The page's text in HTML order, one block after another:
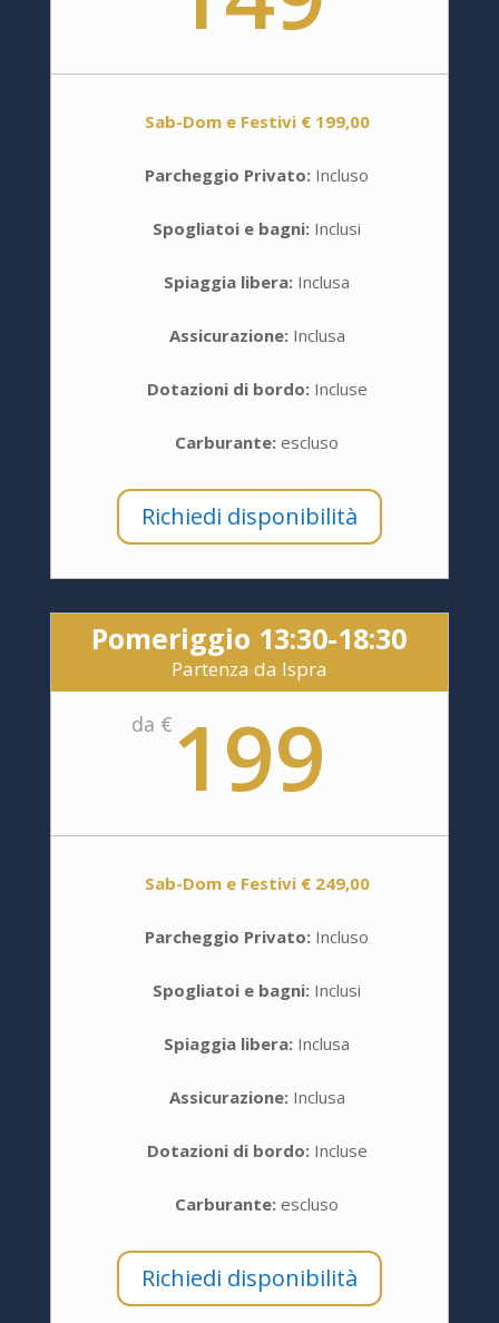
Sab-Dom e Festivi € 199,00
Parcheggio Privato: Incluso
Spogliatoi e bagni: Inclusi
Spiaggia libera: Inclusa
Assicurazione:Inclusa
Dotazioni di bordo:Incluse
Carburante: escluso
Richiedi disponibilità
Pomeriggio 13:30-18:30
Partenza da Ispra
da € 199
Sab-Dom e Festivi € 249,00
Parcheggio Privato: Incluso
Spogliatoi e bagni: Inclusi
Spiaggia libera: Inclusa
Assicurazione: Inclusa
Dotazioni di bordo: Incluse
Carburante: escluso
Richiedi disponibilità